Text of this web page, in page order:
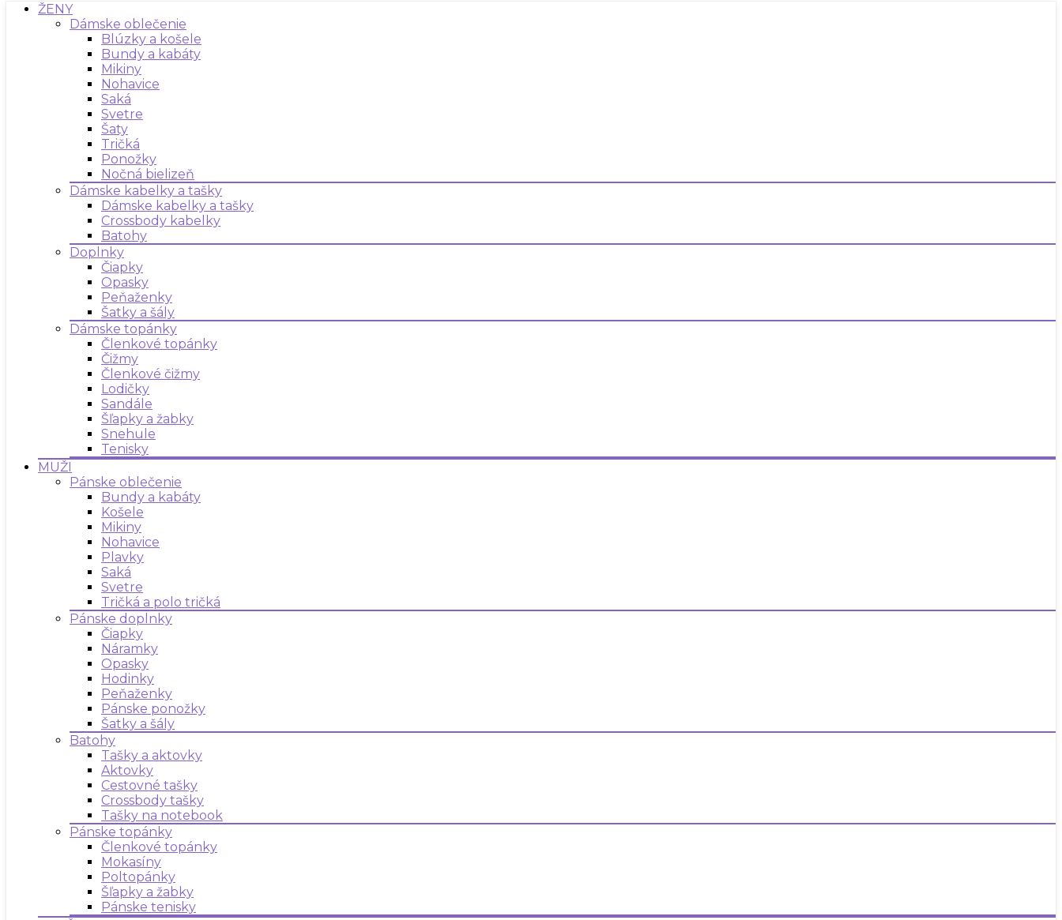
ŽENY
Dámske oblečenie
Blúzky a košele
Bundy a kabáty
Mikiny
Nohavice
Saká
Svetre
Šaty
Tričká
Ponožky
Nočná bielizeň
Dámske kabelky a tašky
Dámske kabelky a tašky
Crossbody kabelky
Batohy
Doplnky
Čiapky
Opasky
Peňaženky
Šatky a šály
Dámske topánky
Členkové topánky
Čižmy
Členkové čižmy
Lodičky
Sandále
Šľapky a žabky
Snehule
Tenisky
MUŽI
Pánske oblečenie
Bundy a kabáty
Košele
Mikiny
Nohavice
Plavky
Saká
Svetre
Tričká a polo tričká
Pánske doplnky
Čiapky
Náramky
Opasky
Hodinky
Peňaženky
Pánske ponožky
Šatky a šály
Batohy
Tašky a aktovky
Aktovky
Cestovné tašky
Crossbody tašky
Tašky na notebook
Pánske topánky
Členkové topánky
Mokasíny
Poltopánky
Šľapky a žabky
Pánske tenisky